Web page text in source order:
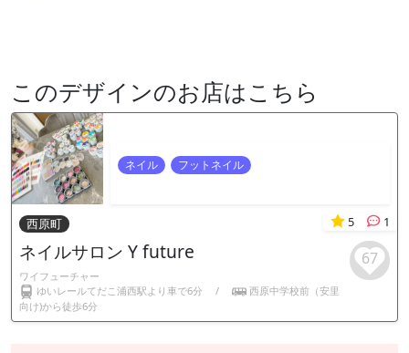
このデザインのお店はこちら
ネイル フットネイル
西原町 5 1
ネイルサロン Y future
ワイフューチャー
ゆいレールてだこ浦西駅より車で6分
/
西原中学校前（安里
向け)から徒歩6分
67